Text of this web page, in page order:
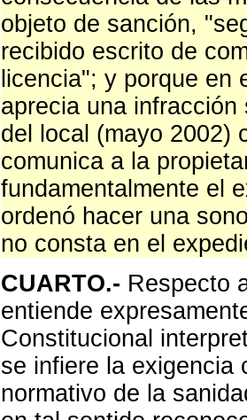
objeto de sanción,
recibido escrito de
licencia"; y porque en
aprecia una
del local (mayo 2002)
comunica a la
fundamentalmente el
ordenó hacer una
no consta en el
CUARTO.- Respecto
entiende
Constitucional
se infiere la exigencia
normativo de la